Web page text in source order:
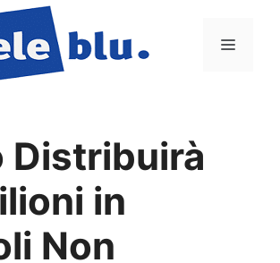
Menu
Distribuirà
in
Non